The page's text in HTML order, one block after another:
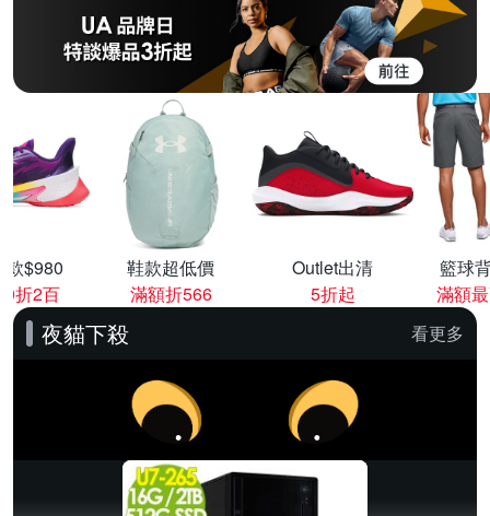
款$980
折2百
鞋款超低價
滿額折566
Outlet出清
5折起
籃球
滿額
夜貓下殺 看更多